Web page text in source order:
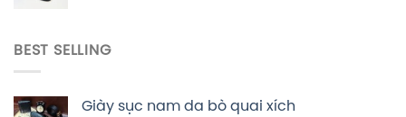
BEST SELLING
Giày sục nam da bò quai xích